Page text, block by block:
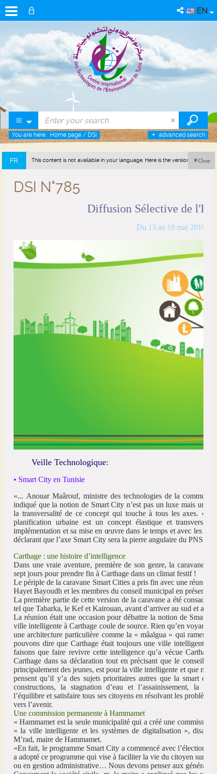
EN
advanced search
You are here: Home page / DSI
FR This content is not available in your language. Here is the version in french
Close
DSI N°785